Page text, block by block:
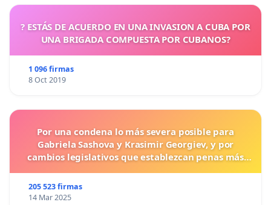
? ESTÁS DE ACUERDO EN UNA INVASION A CUBA POR
UNA BRIGADA COMPUESTA POR CUBANOS?
1 096 firmas
8 Oct 2019
Por una condena lo más severa posible para
Gabriela Sashova y Krasimir Georgiev, y por
cambios legislativos que establezcan penas más
205 523 firmas
14 Mar 2025